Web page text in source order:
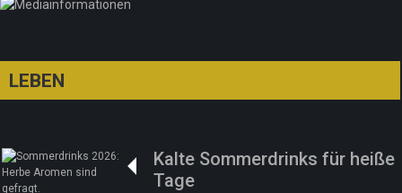
LEBEN
Kalte Sommerdrinks für heiße
Tage